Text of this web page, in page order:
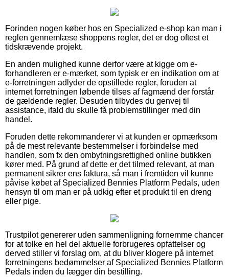
Forinden nogen køber hos en Specialized e-shop kan man i
reglen gennemlæse shoppens regler, det er dog oftest et
tidskrævende projekt.
En anden mulighed kunne derfor være at kigge om e-
forhandleren er e-mærket, som typisk er en indikation om at
e-forretningen adlyder de opstillede regler, foruden at
internet forretningen løbende tilses af fagmænd der forstår
de gældende regler. Desuden tilbydes du genvej til
assistance, ifald du skulle få problemstillinger med din
handel.
Foruden dette rekommanderer vi at kunden er opmærksom
på de mest relevante bestemmelser i forbindelse med
handlen, som fx den ombytningsrettighed online butikken
kører med. På grund af dette er det tilmed relevant, at man
permanent sikrer ens faktura, så man i fremtiden vil kunne
påvise købet af Specialized Bennies Platform Pedals, uden
hensyn til om man er på udkig efter et produkt til en dreng
eller pige.
Trustpilot genererer uden sammenligning fornemme chancer
for at tolke en hel del aktuelle forbrugeres opfattelser og
derved stiller vi forslag om, at du bliver klogere på internet
forretningens bedømmelser af Specialized Bennies Platform
Pedals inden du lægger din bestilling.